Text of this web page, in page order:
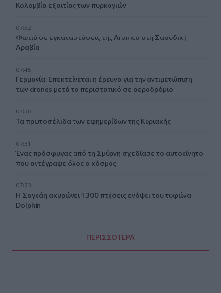
Κολομβία εξαιτίας των πυρκαγιών
07:52
Φωτιά σε εγκαταστάσεις της Aramco στη Σαουδική
Αραβία
07:45
Γερμανία: Επεκτείνεται η έρευνα για την αντιμετώπιση
των drones μετά το περιστατικό σε αεροδρόμιο
07:38
Τα πρωτοσέλιδα των εφημερίδων της Κυριακής
07:31
Ένας πρόσφυγας από τη Σμύρνη σχεδίασε το αυτοκίνητο
που αντέγραψε όλος ο κόσμος
07:23
Η Σαγκάη ακυρώνει 1.300 πτήσεις ενόψει του τυφώνα
Dolphin
ΠΕΡΙΣΣΟΤΕΡΑ